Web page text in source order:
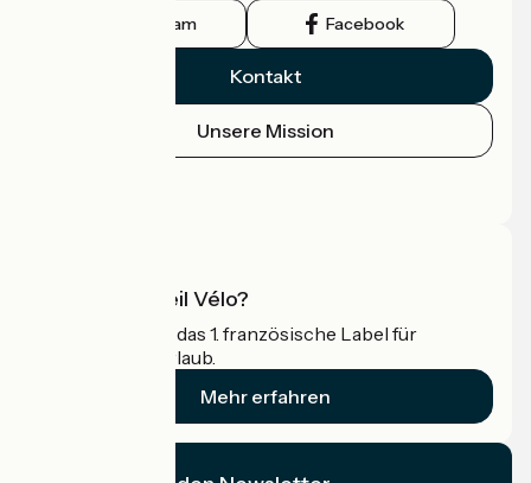
Instagram Facebook
Kontakt
Unsere Mission
Was ist Accueil Vélo?
Accueil Vélo ist das 1. französische Label für
Radfahrer im Urlaub.
Mehr erfahren